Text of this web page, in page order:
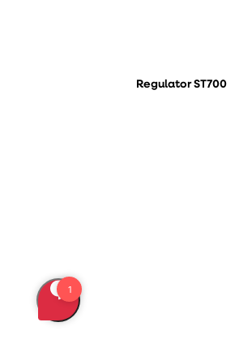
Regulator ST700